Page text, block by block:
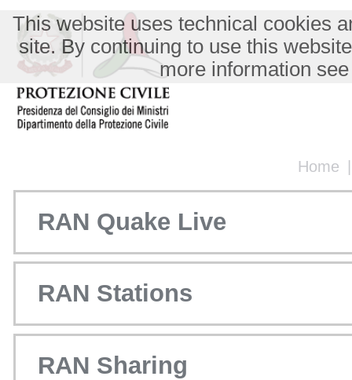
Home
This website uses technical cookies
site. By continuing to use this
more information
RAN Quake Live
RAN Stations
RAN Sharing